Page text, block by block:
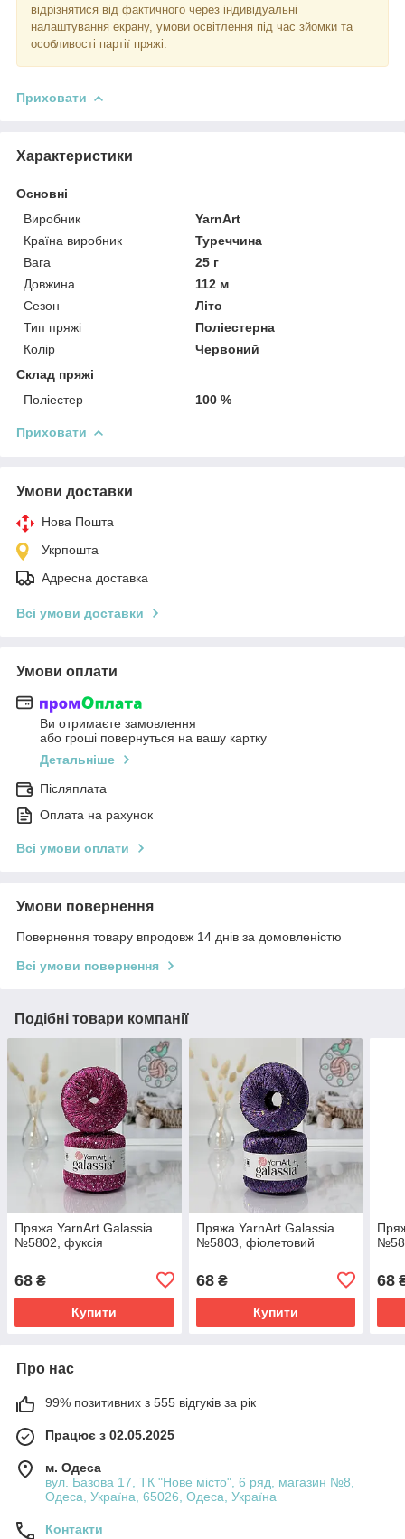
відрізнятися від фактичного через індивідуальні
налаштування екрану, умови освітлення під час зйомки та
особливості партії пряжі.
Приховати
Характеристики
Основні
Виробник
YarnArt
Країна виробник
Туреччина
Вага
25 г
Довжина
112 м
Сезон
Літо
Тип пряжі
Поліестерна
Колір
Червоний
Склад пряжі
Поліестер
100 %
Приховати
Умови доставки
Нова Пошта
Укрпошта
Адресна доставка
Всі умови доставки
Умови оплати
Ви отримаєте замовлення
або гроші повернуться на вашу картку
Детальніше
Післяплата
Оплата на рахунок
Всі умови оплати
Умови повернення
Повернення товару впродовж 14 днів за домовленістю
Всі умови повернення
Подібні товари компанії
Пряжа YarnArt Galassia
№5802, фуксія
68 ₴
Купити
Пряжа YarnArt Galassia
№5803, фіолетовий
68₴
Купити
68
Про нас
99% позитивних з 555 відгуків за рік
Працює з 02.05.2025
м. Одеса
вул. Базова 17, ТК "Нове місто", 6 ряд, магазин №8,
Одеса, Україна, 65026, Одеса, Україна
Контакти